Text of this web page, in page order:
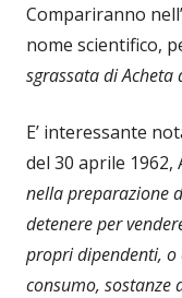
Compariranno
nome scientifico,
sgrassata di Acheta
E’ interessante
del 30 aprile 1962,
nella preparazione
detenere per
propri dipendenti,
consumo, sostanze